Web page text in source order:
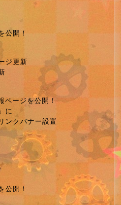
公開！
ジ更新
ページを公開！
に
ンクバナー設置
公開！